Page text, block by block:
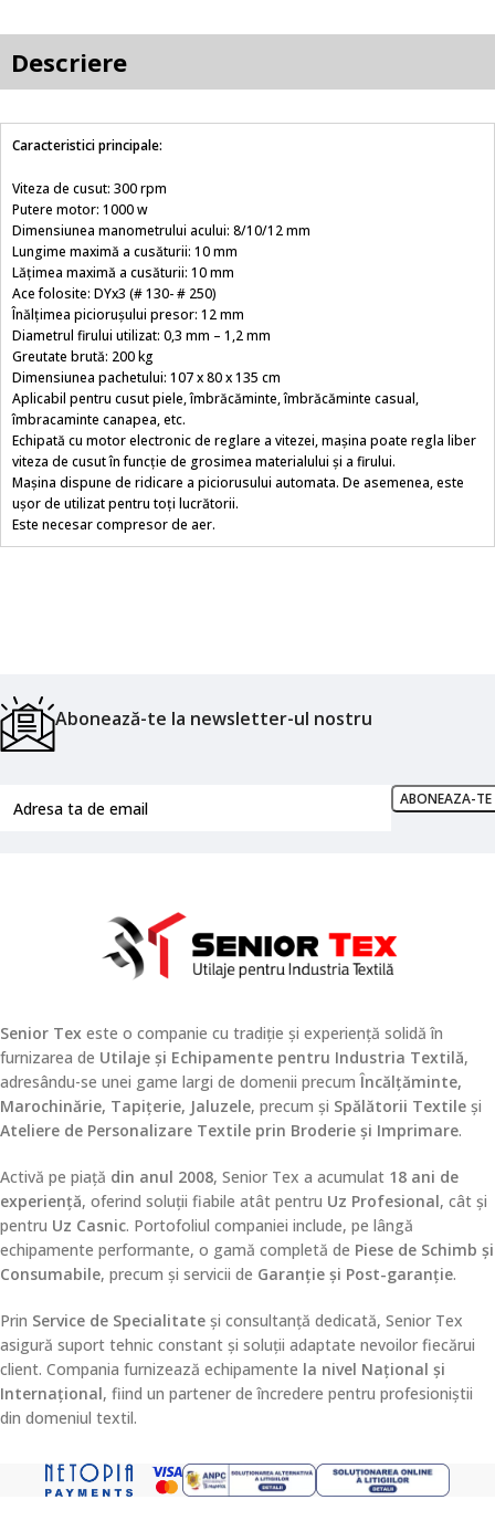
Descriere
Caracteristici principale:
Viteza de cusut: 300 rpm
Putere motor: 1000 w
Dimensiunea manometrului acului: 8/10/12 mm
Lungime maximă a cusăturii: 10 mm
Lățimea maximă a cusăturii: 10 mm
Ace folosite: DYx3 (# 130- # 250)
Înălțimea piciorușului presor: 12 mm
Diametrul firului utilizat: 0,3 mm – 1,2 mm
Greutate brută: 200 kg
Dimensiunea pachetului: 107 x 80 x 135 cm
Aplicabil pentru cusut piele, îmbrăcăminte, îmbrăcăminte casual,
îmbracaminte canapea, etc.
Echipată cu motor electronic de reglare a vitezei, mașina poate regla liber
viteza de cusut în funcție de grosimea materialului și a firului.
Mașina dispune de ridicare a piciorusului automata. De asemenea, este
ușor de utilizat pentru toți lucrătorii.
Este necesar compresor de aer.
Abonează-te la newsletter-ul nostru
Senior Tex este o companie cu tradiție și experiență solidă în
furnizarea de Utilaje și Echipamente pentru Industria Textilă,
adresându-se unei game largi de domenii precum Încălțăminte,
Marochinărie, Tapițerie, Jaluzele, precum și Spălătorii Textile și
Ateliere de Personalizare Textile prin Broderie și Imprimare.
Activă pe piață din anul 2008, Senior Tex a acumulat 18 ani de
experiență, oferind soluții fiabile atât pentru Uz Profesional, cât și
pentru Uz Casnic. Portofoliul companiei include, pe lângă
echipamente performante, o gamă completă de Piese de Schimb și
Consumabile, precum și servicii de Garanție și Post-garanție.
Prin Service de Specialitate și consultanță dedicată, Senior Tex
asigură suport tehnic constant și soluții adaptate nevoilor fiecărui
client. Compania furnizează echipamente la nivel Național și
Internațional, fiind un partener de încredere pentru profesioniștii
din domeniul textil.